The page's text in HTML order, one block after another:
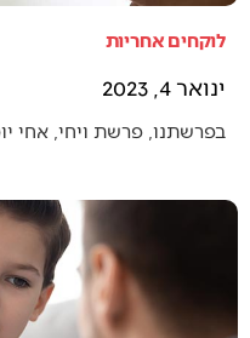
לוקחים אחריות
ינואר 4, 2023
בפרשתנו, פרשת ויחי, אחי